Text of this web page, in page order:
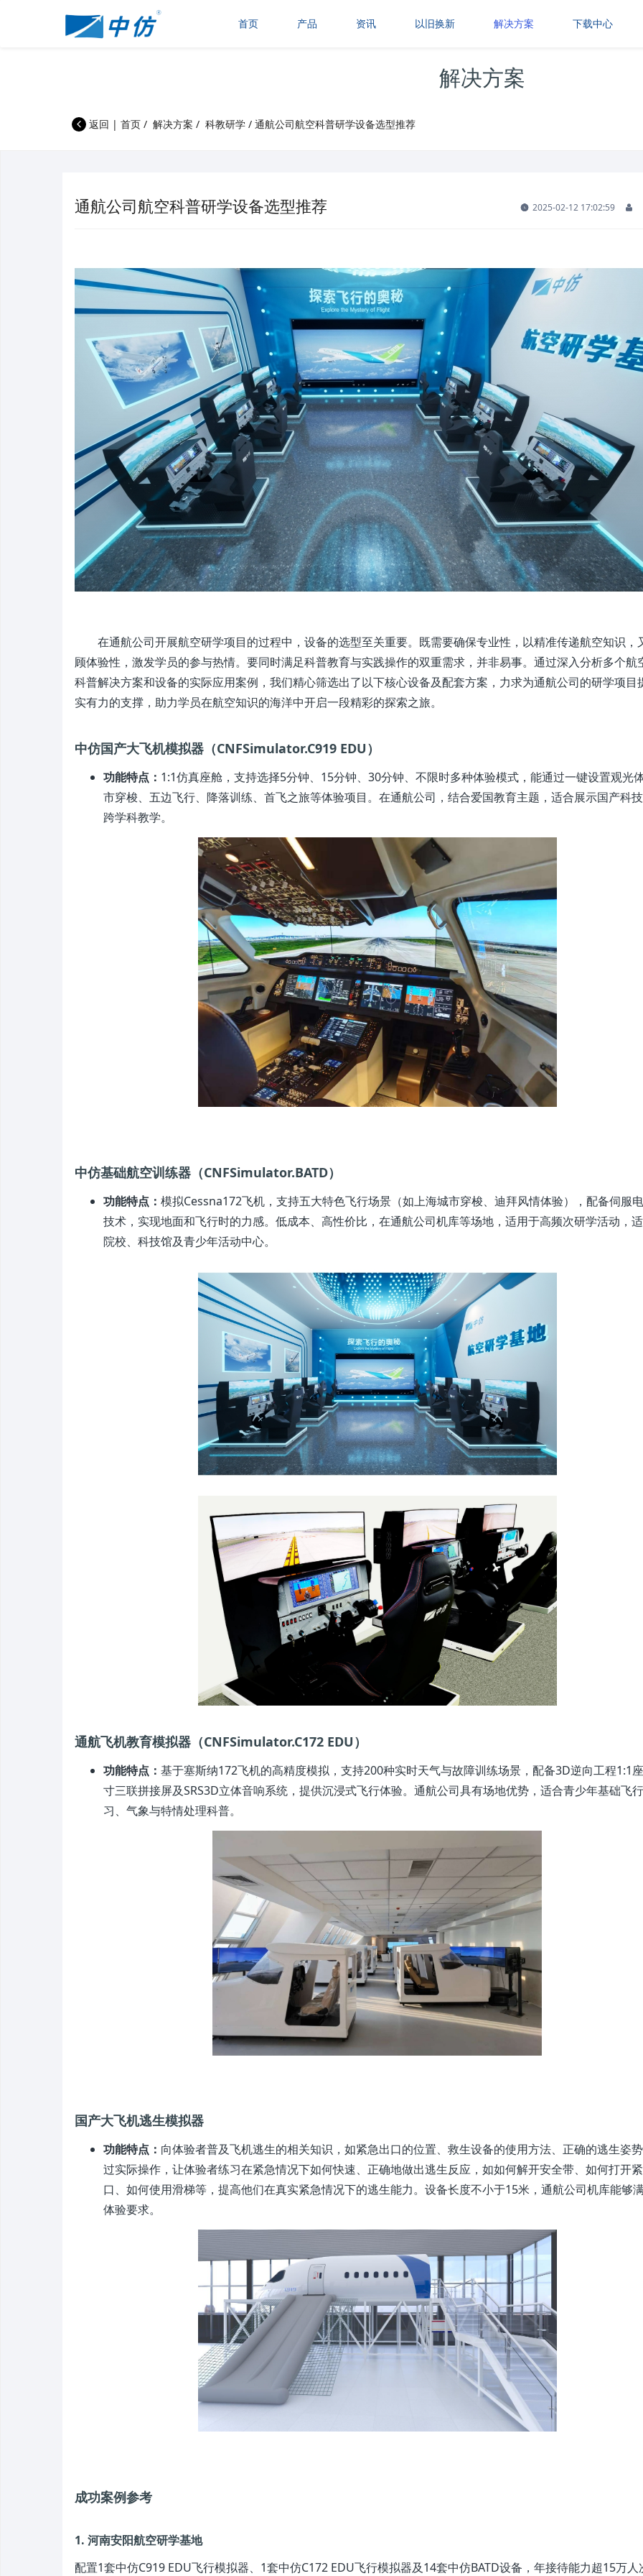
首页 产品 资讯 以旧换新 解决方案 下载中心
解决方案
返回 |首页 / 解决方案 / 科教研学 /通航公司航空科普研学设备选型推荐
通航公司航空科普研学设备选型推荐 2025-02-12 17:02:59
在通航公司开展航空研学项目的过程中，设备的选型至关重要。既需要确保专业性，以精准传递航空知识，
顾体验性，激发学员的参与热情。要同时满足科普教育与实践操作的双重需求，并非易事。通过深入分析多个航
科普解决方案和设备的实际应用案例，我们精心筛选出了以下核心设备及配套方案，力求为通航公司的研学项目
实有力的支撑，助力学员在航空知识的海洋中开启一段精彩的探索之旅。
中仿国产大飞机模拟器（CNFSimulator.C919 EDU）
功能特点： 1:1仿真座舱，支持选择5分钟、15分钟、30分钟、不限时多种体验模式，能通过一键设置观光
市穿梭、五边飞行、降落训练、首飞之旅等体验项目。在通航公司，结合爱国教育主题，适合展示国产科
跨学科教学。
中仿基础航空训练器（CNFSimulator.BATD）
功能特点： 模拟Cessna172飞机，支持五大特色飞行场景（如上海城市穿梭、迪拜风情体验），配备伺服
技术，实现地面和飞行时的力感。低成本、高性价比，在通航公司机库等场地，适用于高频次研学活动，
院校、科技馆及青少年活动中心。
通航飞机教育模拟器（CNFSimulator.C172 EDU）
功能特点： 基于塞斯纳172飞机的高精度模拟，支持200种实时天气与故障训练场景，配备3D逆向工程1:1
寸三联拼接屏及SRS3D立体音响系统，提供沉浸式飞行体验。通航公司具有场地优势，适合青少年基础飞
习、气象与特情处理科普。
国产大飞机逃生模拟器
功能特点： 向体验者普及飞机逃生的相关知识，如紧急出口的位置、救生设备的使用方法、正确的逃生姿
过实际操作，让体验者练习在紧急情况下如何快速、正确地做出逃生反应，如如何解开安全带、如何打开
口、如何使用滑梯等，提高他们在真实紧急情况下的逃生能力。设备长度不小于15米，通航公司机库能够
体验要求。
成功案例参考
1. 河南安阳航空研学基地
配置1套中仿C919 EDU飞行模拟器、1套中仿C172 EDU飞行模拟器及14套中仿BATD设备，年接待能力超15万人